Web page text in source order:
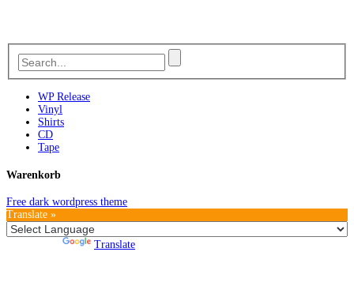
WP Release
Vinyl
Shirts
CD
Tape
Warenkorb
Free dark wordpress theme
Translate »
Translate